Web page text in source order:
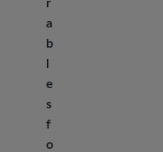
r
a
b
e
s
f
o